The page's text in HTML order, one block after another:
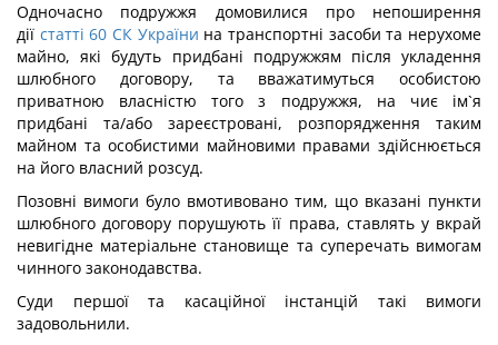
Одночасно подружжя домовилися про непоширення
дії статті 60 СК України на транспортні засоби та нерухоме
майно, які будуть придбані подружжям після укладення
шлюбного договору, та вважатимуться особистою
приватною власністю того з подружжя, на чиє ім`я
придбані та/або зареєстровані, розпорядження таким
майном та особистими майновими правами здійснюється
на його власний розсуд.
Позовні вимоги було вмотивовано тим, що вказані пункти
шлюбного договору порушують її права, ставлять у вкрай
невигідне матеріальне становище та суперечать вимогам
чинного законодавства.
Суди першої та касаційної інстанцій такі вимоги
задовольнили.